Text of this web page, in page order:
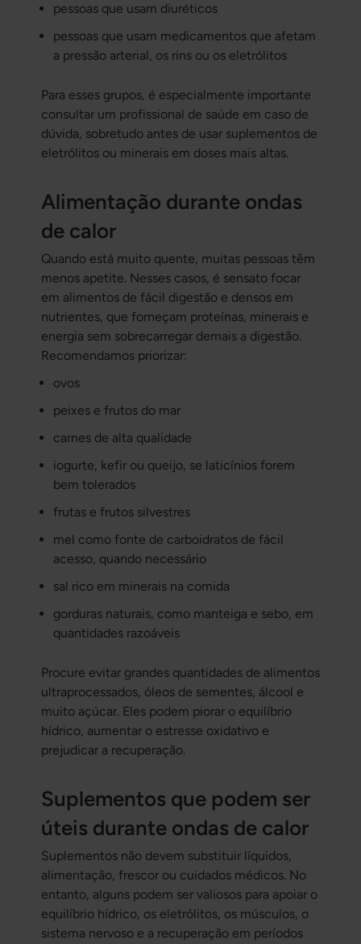
pessoas que usam diuréticos
pessoas que usam medicamentos que afetam
a pressão arterial, os rins ou os eletrólitos
Para esses grupos, é especialmente importante
consultar um profissional de saúde em caso de
dúvida, sobretudo antes de usar suplementos de
eletrólitos ou minerais em doses mais altas.
Alimentação durante ondas
de calor
Quando está muito quente, muitas pessoas têm
menos apetite. Nesses casos, é sensato focar
em alimentos de fácil digestão e densos em
nutrientes, que forneçam proteínas, minerais e
energia sem sobrecarregar demais a digestão.
Recomendamos priorizar:
ovos
peixes e frutos do mar
carnes de alta qualidade
iogurte, kefir ou queijo, se laticínios forem
bem tolerados
frutas e frutos silvestres
mel como fonte de carboidratos de fácil
acesso, quando necessário
sal rico em minerais na comida
gorduras naturais, como manteiga e sebo, em
quantidades razoáveis
Procure evitar grandes quantidades de alimentos
ultraprocessados, óleos de sementes, álcool e
muito açúcar. Eles podem piorar o equilíbrio
hídrico, aumentar o estresse oxidativo e
prejudicar a recuperação.
Suplementos que podem ser
úteis durante ondas de calor
Suplementos não devem substituir líquidos,
alimentação, frescor ou cuidados médicos. No
entanto, alguns podem ser valiosos para apoiar o
equilíbrio hídrico, os eletrólitos, os músculos, o
sistema nervoso e a recuperação em períodos